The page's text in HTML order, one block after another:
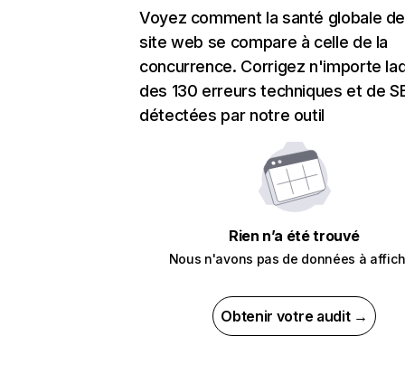
Voyez comment la santé globale
site web se compare à celle de la
concurrence. Corrigez n'importe
des 130 erreurs techniques et de
détectées par notre outil
Rien n’a été trouvé
Nous n'avons pas de données à
Obtenir votre audit →